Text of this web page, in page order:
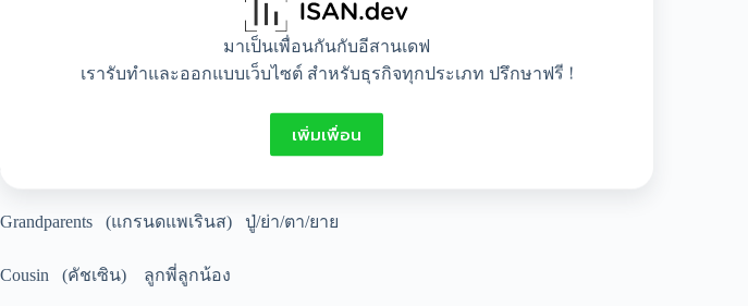
มาเป็นเพื่อนกันกับอีสานเดฟ
เรารับทำและออกแบบเว็บไซต์ สำหรับธุรกิจทุกประเภท ปรึกษาฟรี !
เพิ่มเพื่อน
Uncle (อังเคิล) ลุง/อา
Grandmother (แกรนดมาเธอะ) ยาย/ย่า
Grandparents (แกรนดแพเรินส) ปู่/ย่า/ตา/ยาย
Cousin (คัชเซิน) ลูกพี่ลูกน้อง